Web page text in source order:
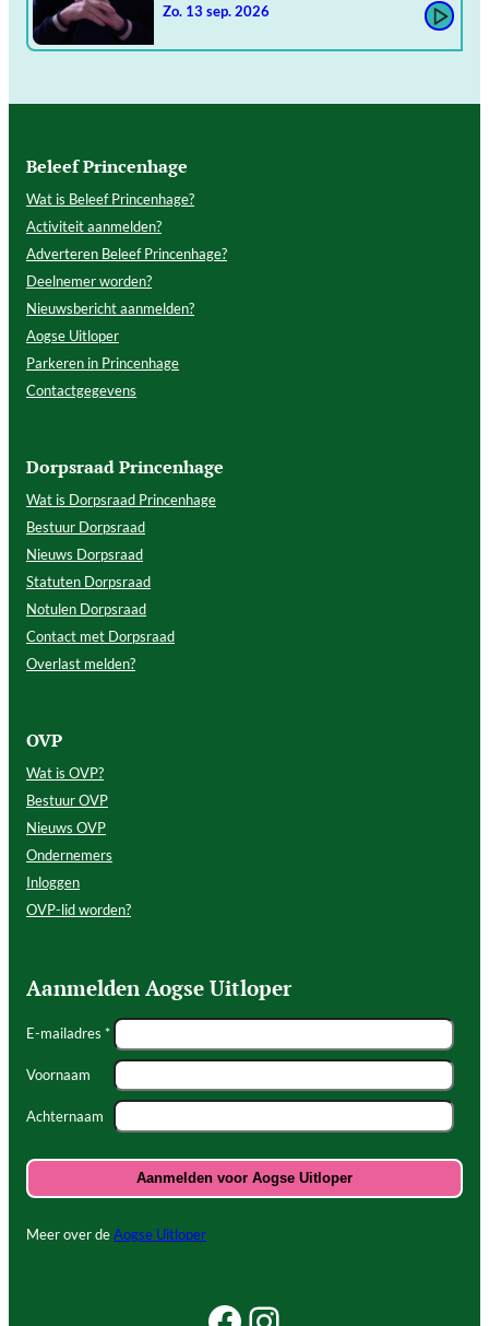
zo. 13 sep. 2026
Beleef Princenhage
Wat is Beleef Princenhage?
Activiteit aanmelden?
Adverteren Beleef Princenhage?
Deelnemer worden?
Nieuwsbericht aanmelden?
Aogse Uitloper
Parkeren in Princenhage
Contactgegevens
Dorpsraad Princenhage
Wat is Dorpsraad Princenhage
Bestuur Dorpsraad
Nieuws Dorpsraad
Statuten Dorpsraad
Notulen Dorpsraad
Contact met Dorpsraad
Overlast melden?
OVP
Wat is OVP?
Bestuur OVP
Nieuws OVP
Ondernemers
Inloggen
OVP-lid worden?
Aanmelden Aogse Uitloper
E-mailadres *
Voornaam
Achternaam
Meer over deAogse Uitloper